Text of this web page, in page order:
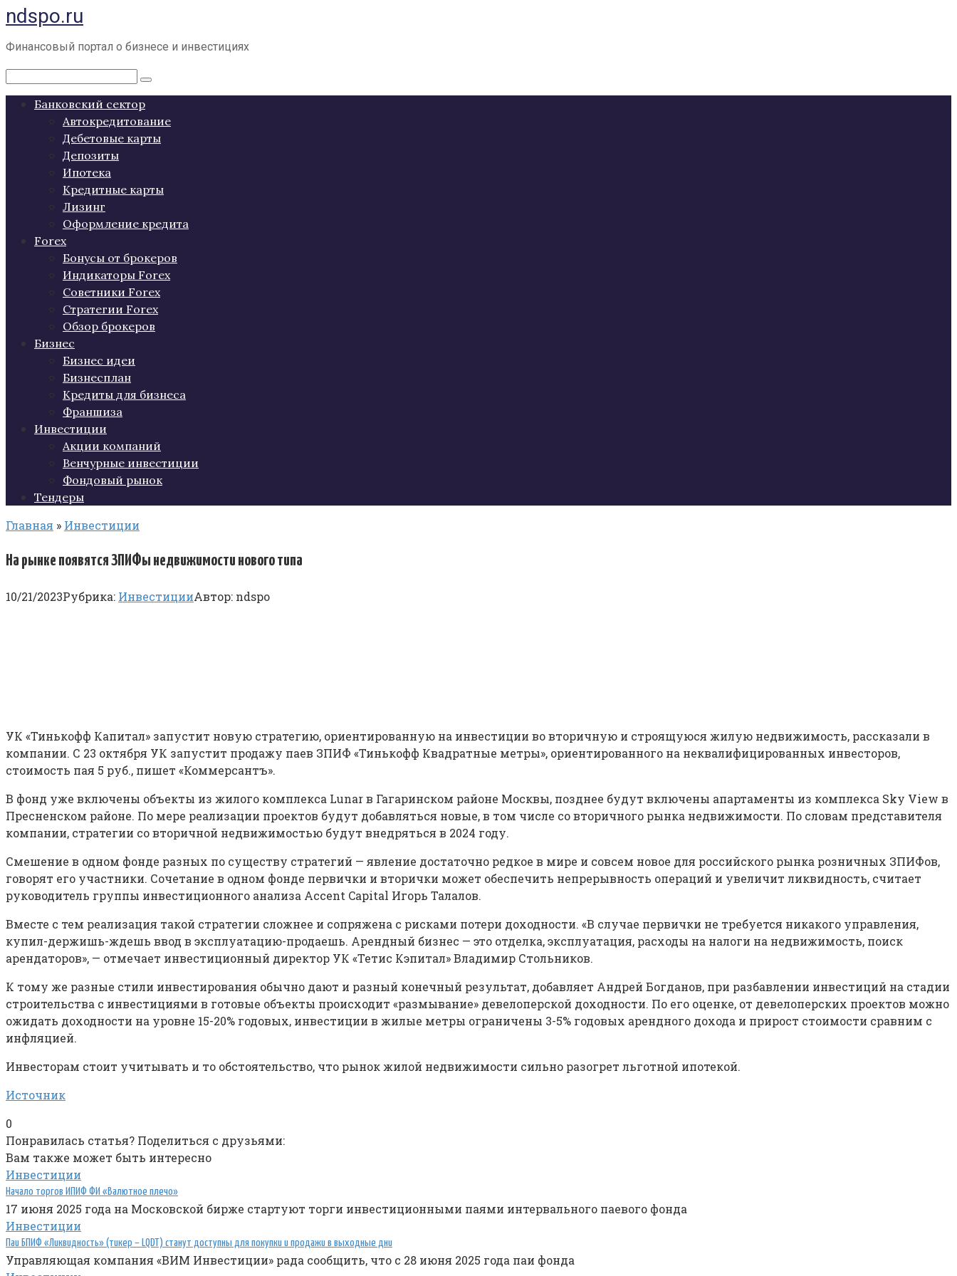
Перейти
к
контенту
ndspo.ru
Финансовый портал о бизнесе и инвестициях
Поиск:
Банковский сектор
Автокредитование
Дебетовые карты
Депозиты
Ипотека
Кредитные карты
Лизинг
Оформление кредита
Forex
Бонусы от брокеров
Индикаторы Forex
Советники Forex
Стратегии Forex
Обзор брокеров
Бизнес
Бизнес идеи
Бизнесплан
Кредиты для бизнеса
Франшиза
Инвестиции
Акции компаний
Венчурные инвестиции
Фондовый рынок
Тендеры
Главная » Инвестиции
На рынке появятся ЗПИФы недвижимости нового типа
10/21/2023Рубрика: ИнвестицииАвтор: ndspo
УК «Тинькофф Капитал» запустит новую стратегию, ориентированную на инвестиции во вторичную и строящуюся жилую недвижимость, рассказали в
компании. С 23 октября УК запустит продажу паев ЗПИФ «Тинькофф Квадратные метры», ориентированного на неквалифицированных инвесторов,
стоимость пая 5 руб., пишет «Коммерсантъ».
В фонд уже включены объекты из жилого комплекса Lunar в Гагаринском районе Москвы, позднее будут включены апартаменты из комплекса Sky View в
Пресненском районе. По мере реализации проектов будут добавляться новые, в том числе со вторичного рынка недвижимости. По словам представителя
компании, стратегии со вторичной недвижимостью будут внедряться в 2024 году.
Смешение в одном фонде разных по существу стратегий — явление достаточно редкое в мире и совсем новое для российского рынка розничных ЗПИФов,
говорят его участники. Сочетание в одном фонде первички и вторички может обеспечить непрерывность операций и увеличит ликвидность, считает
руководитель группы инвестиционного анализа Accent Capital Игорь Талалов.
Вместе с тем реализация такой стратегии сложнее и сопряжена с рисками потери доходности. «В случае первички не требуется никакого управления,
купил-держишь-ждешь ввод в эксплуатацию-продаешь. Арендный бизнес — это отделка, эксплуатация, расходы на налоги на недвижимость, поиск
арендаторов», — отмечает инвестиционный директор УК «Тетис Кэпитал» Владимир Стольников.
К тому же разные стили инвестирования обычно дают и разный конечный результат, добавляет Андрей Богданов, при разбавлении инвестиций на стадии
строительства с инвестициями в готовые объекты происходит «размывание» девелоперской доходности. По его оценке, от девелоперских проектов можно
ожидать доходности на уровне 15-20% годовых, инвестиции в жилые метры ограничены 3-5% годовых арендного дохода и прирост стоимости сравним с
инфляцией.
Инвесторам стоит учитывать и то обстоятельство, что рынок жилой недвижимости сильно разогрет льготной ипотекой.
Источник
0
Понравилась статья? Поделиться с друзьями:
Вам также может быть интересно
Инвестиции
Начало торгов ИПИФ ФИ «Валютное плечо»
17 июня 2025 года на Московской бирже стартуют торги инвестиционными паями интервального паевого фонда
Инвестиции
Паи БПИФ «Ликвидность» (тикер – LQDT) станут доступны для покупки и продажи в выходные дни
Управляющая компания «ВИМ Инвестиции» рада сообщить, что с 28 июня 2025 года паи фонда